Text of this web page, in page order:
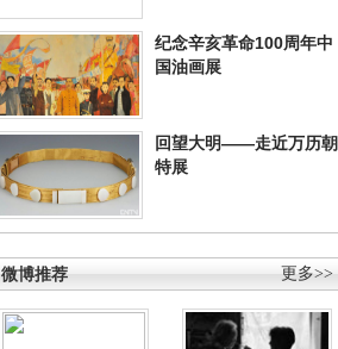
纪念辛亥革命100周年中
国油画展
回望大明——走近万历朝
特展
更多>>
微博推荐